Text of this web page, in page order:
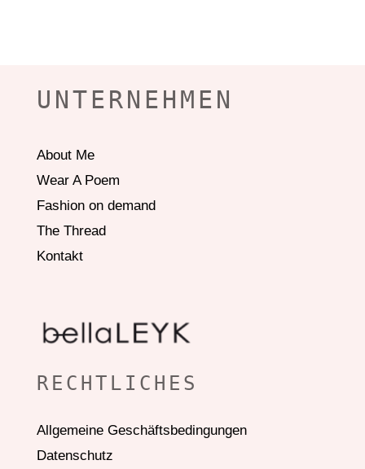
UNTERNEHMEN
About Me
Wear A Poem
Fashion on demand
The Thread
Kontakt
RECHTLICHES
Allgemeine Geschäftsbedingungen
Datenschutz